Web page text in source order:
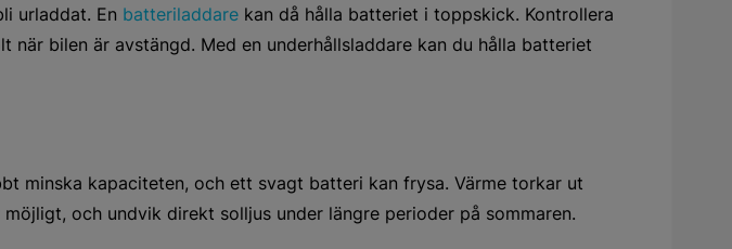
urladdat. En batteriladdare kan då hålla batteriet i toppskick. Kontrollera
när bilen är avstängd. Med en underhållsladdare kan du hålla batteriet
minska kapaciteten, och ett svagt batteri kan frysa. Värme torkar ut
och undvik direkt solljus under längre perioder på sommaren.